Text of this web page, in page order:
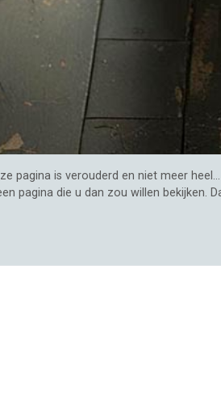
pagina is verouderd en niet meer heel...
pagina die u dan zou willen bekijken.